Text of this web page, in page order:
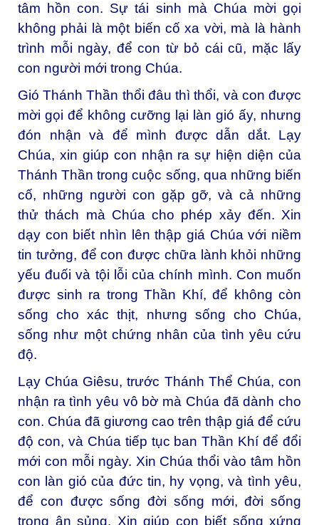
tâm hồn con. Sự tái sinh mà Chúa mời gọi
không phải là một biến cố xa vời, mà là hành
trình mỗi ngày, để con từ bỏ cái cũ, mặc lấy
con người mới trong Chúa.
Gió Thánh Thần thổi đâu thì thổi, và con được
mời gọi để không cưỡng lại làn gió ấy, nhưng
đón nhận và để mình được dẫn dắt. Lạy
Chúa, xin giúp con nhận ra sự hiện diện của
Thánh Thần trong cuộc sống, qua những biến
cố, những người con gặp gỡ, và cả những
thử thách mà Chúa cho phép xảy đến. Xin
dạy con biết nhìn lên thập giá Chúa với niềm
tin tưởng, để con được chữa lành khỏi những
yếu đuối và tội lỗi của chính mình. Con muốn
được sinh ra trong Thần Khí, để không còn
sống cho xác thịt, nhưng sống cho Chúa,
sống như một chứng nhân của tình yêu cứu
độ.
Lạy Chúa Giêsu, trước Thánh Thể Chúa, con
nhận ra tình yêu vô bờ mà Chúa đã dành cho
con. Chúa đã giương cao trên thập giá để cứu
độ con, và Chúa tiếp tục ban Thần Khí để đổi
mới con mỗi ngày. Xin Chúa thổi vào tâm hồn
con làn gió của đức tin, hy vọng, và tình yêu,
để con được sống đời sống mới, đời sống
trong ân sủng. Xin giúp con biết sống xứng